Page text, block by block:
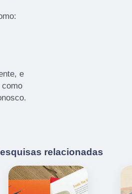
e
relacionadas